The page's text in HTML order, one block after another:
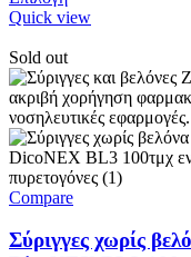
το
έχει
πολλαπλές
παραλλαγές.
Οι
επιλογές
μπορούν
να
επιλεγούν
σελίδα
Quick view
Sold out
Compare
Σύριγγες χωρίς